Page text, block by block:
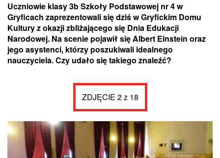
Uczniowie klasy 3b Szkoły Podstawowej nr 4 w
Gryficach zaprezentowali się dziś w Gryfickim Domu
Kultury z okazji zbliżającego się Dnia Edukacji
Narodowej. Na scenie pojawił się Albert Einstein oraz
jego asystenci, którzy poszukiwali idealnego
nauczyciela. Czy udało się takiego znaleźć?
ZDJĘCIE 2 z 18